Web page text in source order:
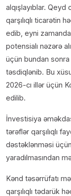
alqışlayıblar. Qeyd
qarşılıqlı ticarətin
edib, eyni
potensialı nəzərə
üçün bundan
təsdiqlənib. Bu
2026-cı illər üçün
edilib.
İnvestisiya
tərəflər qarşılıqlı
dəstəklənməsi
yaradılmasından
Kənd təsərrüfatı
qarşılıqlı tədarük